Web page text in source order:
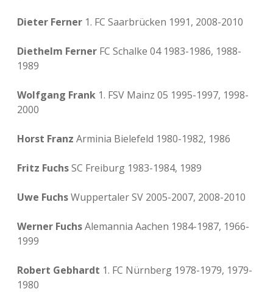
Dieter Ferner 1. FC Saarbrücken 1991, 2008-2010
Diethelm Ferner FC Schalke 04 1983-1986, 1988-
1989
Wolfgang Frank 1. FSV Mainz 05 1995-1997, 1998-
2000
Horst Franz Arminia Bielefeld 1980-1982, 1986
Fritz FuchsSC Freiburg 1983-1984, 1989
Uwe FuchsWuppertaler SV 2005-2007, 2008-2010
Werner FuchsAlemannia Aachen 1984-1987, 1966-
1999
Robert Gebhardt 1. FC Nürnberg 1978-1979, 1979-
1980